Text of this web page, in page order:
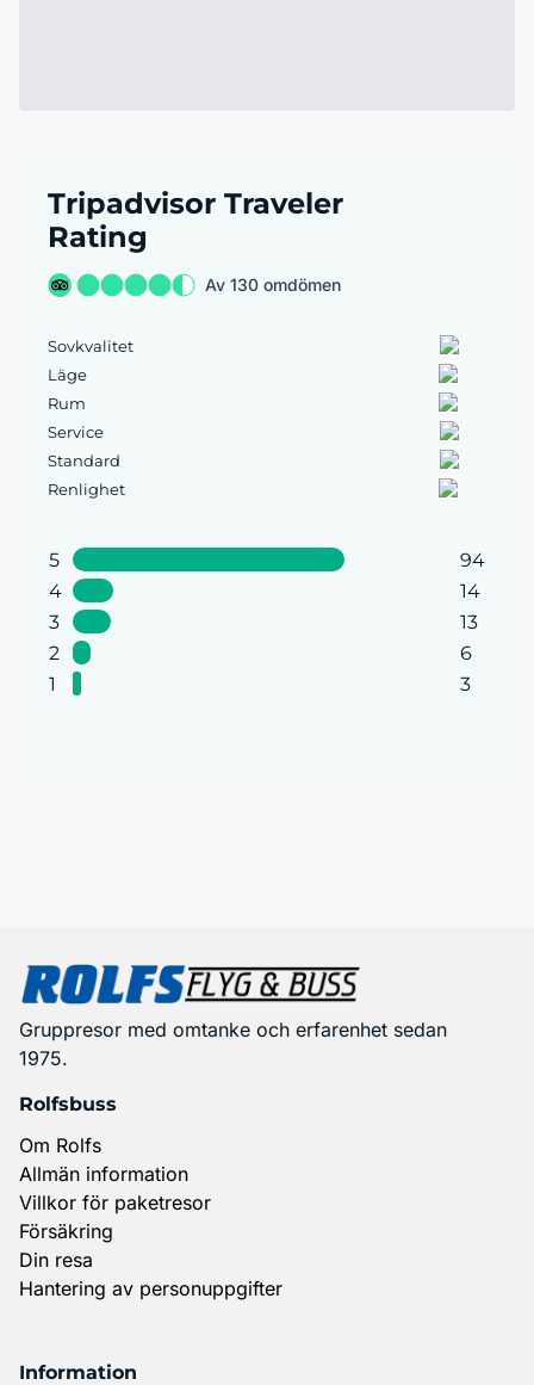
Tripadvisor Traveler
Rating
Av 130 omdömen
Sovkvalitet
Läge
Rum
Service
Standard
Renlighet
5
94
4
14
3
13
2
6
1
3
Gruppresor med omtanke och erfarenhet sedan
1975.
Rolfsbuss
Om Rolfs
Allmän information
Villkor för paketresor
Försäkring
Din resa
Hantering av personuppgifter
Information